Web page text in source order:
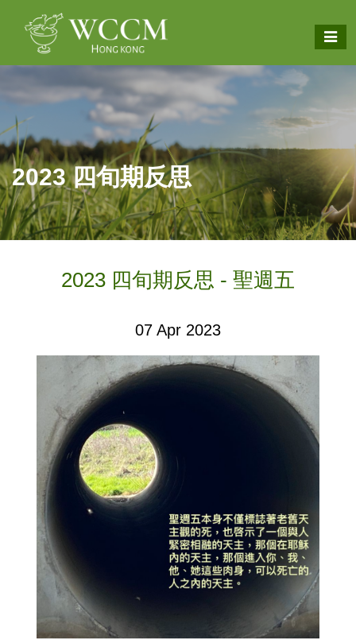
2023 四旬期反思
2023 四旬期反思 - 聖週五
07 Apr 2023